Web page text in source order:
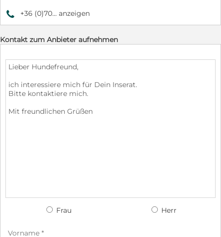
9 +36 (0)70... anzeigen
Kontakt zum Anbieter aufnehmen
Frau Herr